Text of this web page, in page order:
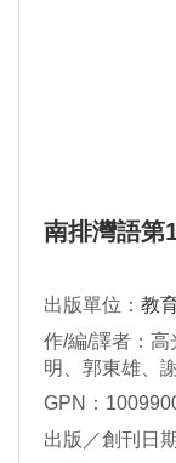
南排灣語第
出版單位： 教
作/編/譯者：
明、郭東雄、
GPN：
出版／創刊日